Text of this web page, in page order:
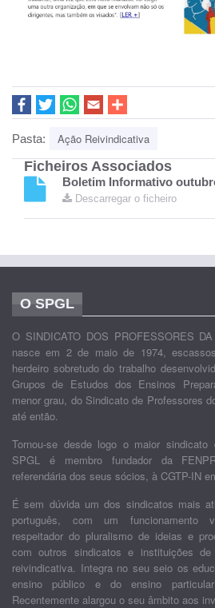
Pasta: Ação Reivindicativa
Ficheiros Associados
Boletim Informativo
Descarregar o ficheiro
O SPGL
O SINDICATO DOS PROFESSORES
nasce em 2 de maio de 1974,
herdeiro sobretudo do trabalho
Grupos de Estudos dos Ensinos
menor grau, do Sindicato de Professores
até então.
Tornou-se desde logo o maior
SPGL é membro fundador da
referendária dos seus sócios, à CGTP-IN
É sem dúvida um dos sindicatos mais
português, com um funcionamento
respeitador do pluralismo de ideias e
com outros sindicatos e instituições
reivindicativa. Integra no seu seio os
ensino público e do ensino
Recentemente alargou o seu âmbito aos